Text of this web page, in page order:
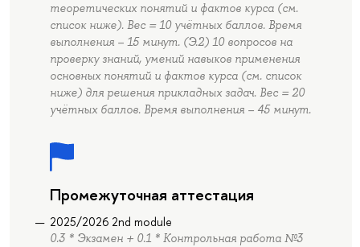
теоретических понятий и фактов курса (см.
список ниже). Вес = 10 учётных баллов. Время
выполнения – 15 минут. (Э.2) 10 вопросов на
проверку знаний, умений навыков применения
основных понятий и фактов курса (см. список
ниже) для решения прикладных задач. Вес = 20
учётных баллов. Время выполнения – 45 минут.
Промежуточная аттестация
2025/2026 2nd module
0.3 * Экзамен + 0.1 * Контрольная работа №3